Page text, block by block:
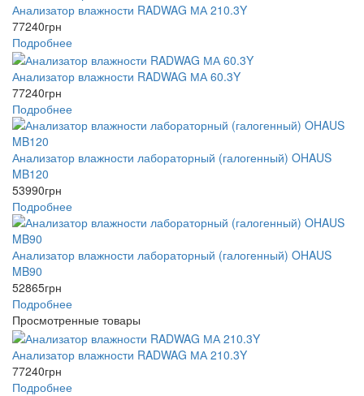
Анализатор влажности RADWAG МА 210.3Y
77240грн
Подробнее
Анализатор влажности RADWAG МА 60.3Y
77240грн
Подробнее
Анализатор влажности лабораторный (галогенный) OHAUS
MB120
53990грн
Подробнее
Анализатор влажности лабораторный (галогенный) OHAUS
MB90
52865грн
Подробнее
Просмотренные товары
Анализатор влажности RADWAG МА 210.3Y
77240грн
Подробнее